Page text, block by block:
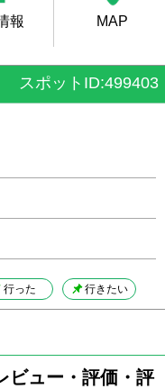
報 MAP
スポットID:499403
行った 行きたい
ビュー・評価・評